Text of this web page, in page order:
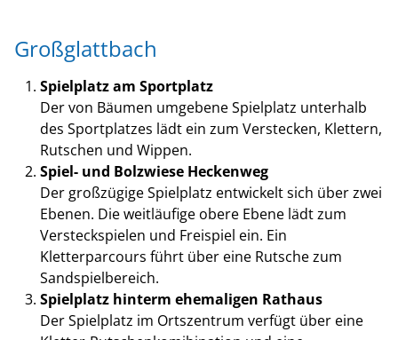
Großglattbach
Spielplatz am Sportplatz
Der von Bäumen umgebene Spielplatz unterhalb
des Sportplatzes lädt ein zum Verstecken, Klettern,
Rutschen und Wippen.
Spiel- und Bolzwiese Heckenweg
Der großzügige Spielplatz entwickelt sich über zwei
Ebenen. Die weitläufige obere Ebene lädt zum
Versteckspielen und Freispiel ein. Ein
Kletterparcours führt über eine Rutsche zum
Sandspielbereich.
Spielplatz hinterm ehemaligen Rathaus
Der Spielplatz im Ortszentrum verfügt über eine